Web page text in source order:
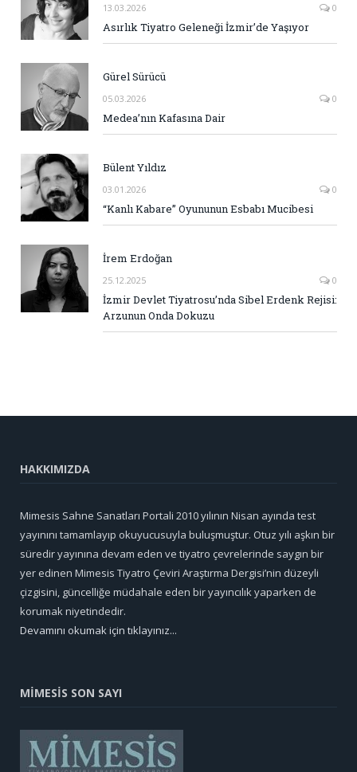
13.03.2026 0
Asırlık Tiyatro Geleneği İzmir’de Yaşıyor
Gürel Sürücü
05.03.2026 0
Medea’nın Kafasına Dair
Bülent Yıldız
03.01.2026 0
“Kanlı Kabare” Oyununun Esbabı Mucibesi
İrem Erdoğan
25.12.2025 0
İzmir Devlet Tiyatrosu’nda Sibel Erdenk Rejisi:
Arzunun Onda Dokuzu
HAKKIMIZDA
Mimesis Sahne Sanatları Portali 2010 yılının Nisan ayında test
yayınını tamamlayıp okuyucusuyla buluşmuştur. Otuz yılı aşkın bir
süredir yayınına devam eden ve tiyatro çevrelerinde saygın bir
yer edinen Mimesis Tiyatro Çeviri Araştırma Dergisi’nin düzeyli
çizgisini, güncelliğe müdahale eden bir yayıncılık yaparken de
korumak niyetindedir.
Devamını okumak için tıklayınız...
MİMESİS SON SAYI